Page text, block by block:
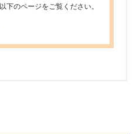
下のページをご覧ください。